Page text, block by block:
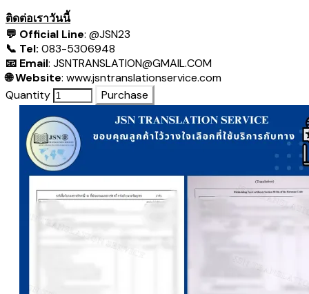
ติดต่อเราวันนี้
💬 Official Line: @JSN23
📞 Tel: 083-5306948
📧 Email: JSNTRANSLATION@GMAIL.COM
🌐 Website: www.jsntranslationservice.com
Quantity
Purchase